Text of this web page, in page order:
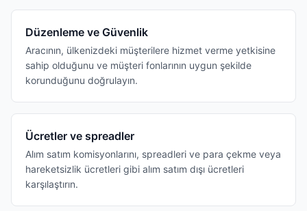
Düzenleme ve Güvenlik
Aracının, ülkenizdeki müşterilere hizmet verme yetkisine
sahip olduğunu ve müşteri fonlarının uygun şekilde
korunduğunu doğrulayın.
Ücretler ve spreadler
Alım satım komisyonlarını, spreadleri ve para çekme veya
hareketsizlik ücretleri gibi alım satım dışı ücretleri
karşılaştırın.